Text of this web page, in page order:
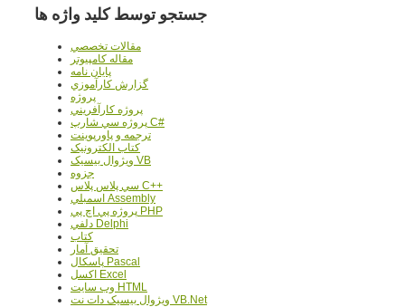
جستجو توسط کلید واژه ها
مقالات تخصصي
مقاله کامپیوتر
پایان نامه
گزارش کارآموزي
پروژه
پروژه کارآفريني
پروژه سي شارپ C#
ترجمه و پاورپوينت
کتاب الکترونيک
ويژوال بيسيک VB
جزوه
سي پلاس پلاس C++
اسمبلي Assembly
پروژه پي اچ پي PHP
دلفي Delphi
کتاب
تحقيق آمار
پاسکال Pascal
اکسل Excel
وب سايت HTML
ويژوال بيسيک دات نت VB.Net